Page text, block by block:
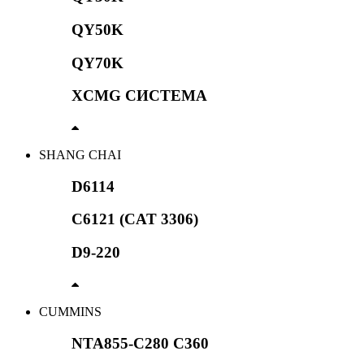
QY50K
QY70K
XCMG СИСТЕМА
SHANG CHAI
D6114
C6121 (CAT 3306)
D9-220
CUMMINS
NTA855-C280 C360